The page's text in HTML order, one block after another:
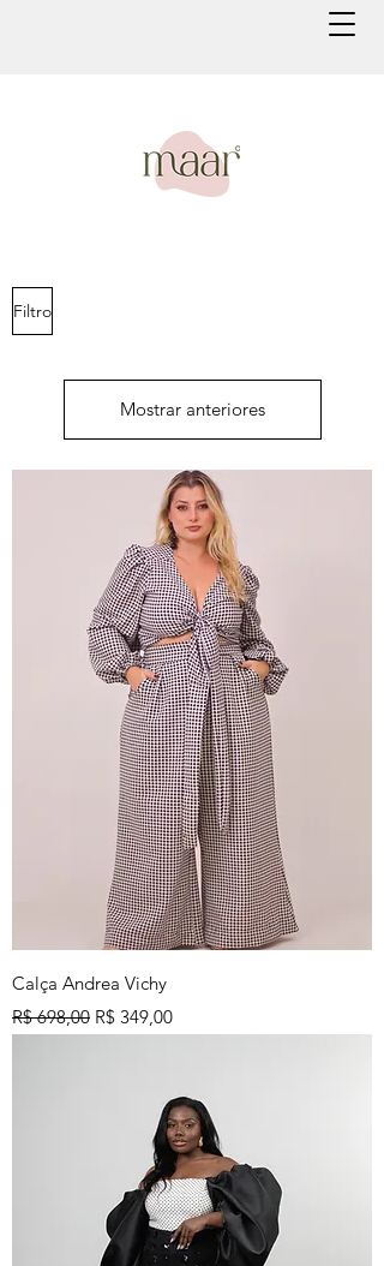
Filtro
Mostrar anteriores
Calça Andrea Vichy
Preço normal
R$ 698,00 Preço promocional
R$ 349,00